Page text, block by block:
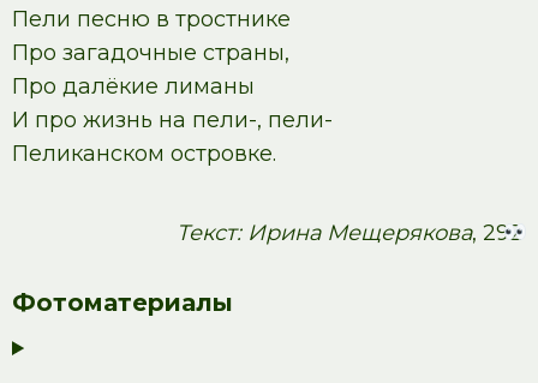
Пели песню в тростнике
Про загадочные страны,
Про далёкие лиманы
И про жизнь на пели-, пели-
Пеликанском островке.
Текст: Ирина Мещерякова, 292
Фотоматериалы